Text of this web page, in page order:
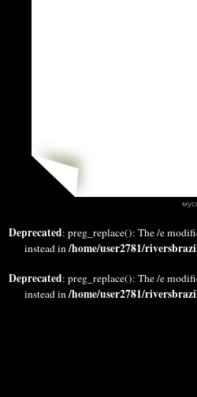
Deprecated: preg_replace(): The /e
instead in/home/user2781/
Deprecated: preg_replace(): The /e
instead in/home/user2781/